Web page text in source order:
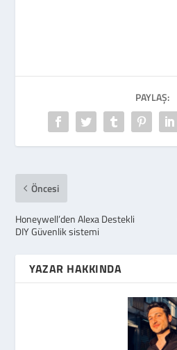
PAYLAŞ:
Öncesi
Honeywell’den Alexa Destekli
DIY Güvenlik sistemi
YAZAR HAKKINDA